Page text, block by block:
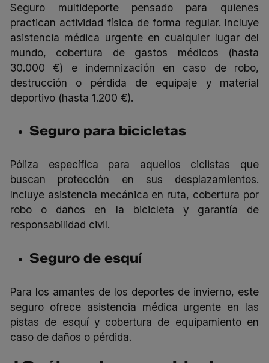
Seguro multideporte pensado para quienes
practican actividad física de forma regular. Incluye
asistencia médica urgente en cualquier lugar del
mundo, cobertura de gastos médicos (hasta
30.000 €) e indemnización en caso de robo,
destrucción o pérdida de equipaje y material
deportivo (hasta 1.200 €).
Seguro para bicicletas
Póliza específica para aquellos ciclistas que
buscan protección en sus desplazamientos.
Incluye asistencia mecánica en ruta, cobertura por
robo o daños en la bicicleta y garantía de
responsabilidad civil.
Seguro deesquí
Para los amantes de los deportes de invierno, este
seguro ofrece asistencia médica urgente en las
pistas de esquí y cobertura de equipamiento en
caso de daños o pérdida.